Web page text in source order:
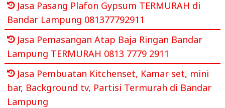
Jasa Pasang Plafon Gypsum TERMURAH di
Bandar Lampung 081377792911
Jasa Pemasangan Atap Baja Ringan Bandar
Lampung TERMURAH 0813 7779 2911
Jasa Pembuatan Kitchenset, Kamar set, mini
bar, Background tv, Partisi Termurah di Bandar
Lampung